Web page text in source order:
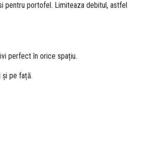
pentru portofel. Limiteaza debitul, astfel
perfect în orice spațiu.
și pe față.